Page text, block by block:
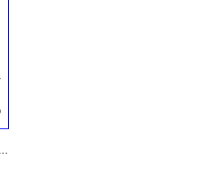
ಹ್ಯಾಶ್ ಟ್ಯಾಗ್ ಶಿಶಿರಕಾಲ | Hashtag Shishirakaala